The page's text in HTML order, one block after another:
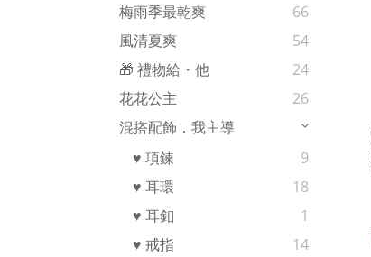
梅雨季最乾爽
66
風清夏爽
54
🎁 禮物給・他
24
花花公主
26
混搭配飾．我主導
♥ 項鍊
9
♥ 耳環
18
♥ 耳釦
1
♥ 戒指
14